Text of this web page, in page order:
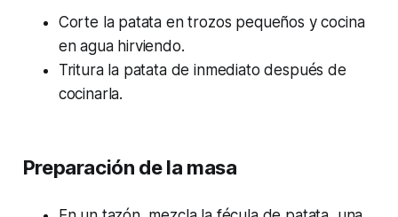
Corte la patata en trozos pequeños y cocina
en agua hirviendo.
Tritura la patata de inmediato después de
cocinarla.
Preparación de la masa